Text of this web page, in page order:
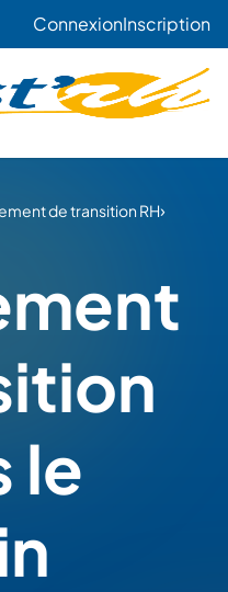
ConnexionInscription
de transition RH›
le